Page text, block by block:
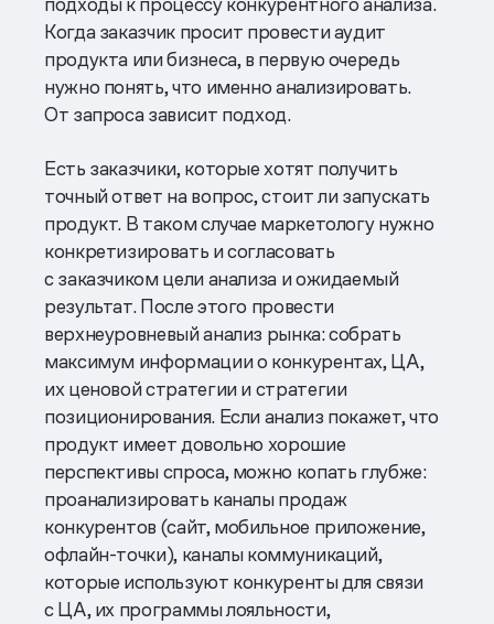
Когда заказчик просит провести аудит
продукта или бизнеса, в первую очередь
нужно понять, что именно анализировать.
От запроса зависит подход.
Есть заказчики, которые хотят получить
точный ответ на вопрос, стоит ли запускать
продукт. В таком случае маркетологу нужно
конкретизировать и согласовать
с заказчиком цели анализа и ожидаемый
результат. После этого провести
верхнеуровневый анализ рынка: собрать
максимум информации о конкурентах, ЦА,
их ценовой стратегии и стратегии
позиционирования. Если анализ покажет, что
продукт имеет довольно хорошие
перспективы спроса, можно копать глубже:
проанализировать каналы продаж
конкурентов (сайт, мобильное приложение,
офлайн-точки), каналы коммуникаций,
которые используют конкуренты для связи
с ЦА, их программы лояльности,